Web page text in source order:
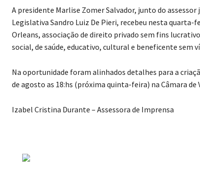
A presidente Marlise Zomer Salvador, junto do
Legislativa Sandro Luiz De Pieri, recebeu nesta quarta-
Orleans, associação de direito privado sem fins
social, de saúde, educativo, cultural e beneficente
Na oportunidade foram alinhados detalhes para a
de agosto as 18:hs (próxima quinta-feira) na Câmara de
Izabel Cristina Durante – Assessora de Imprensa